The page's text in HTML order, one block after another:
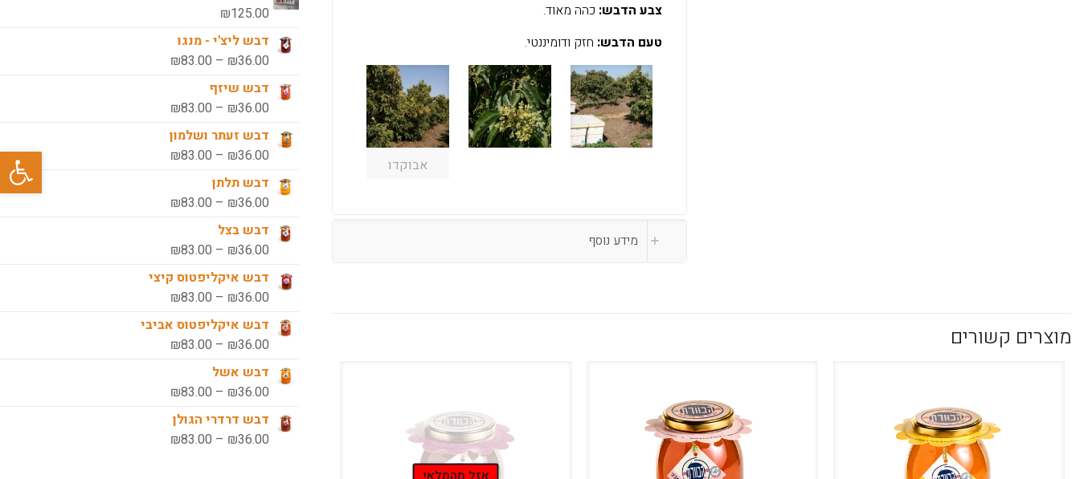
פתח
צבע הדבש: כהה מאוד.
טעם הדבש: חזק ודומיננטי.
אבוקדו
מידע נוסף
מוצרים קשורים
₪125.00
דבש ליצ'י - מנגו
₪36.00
–
₪83.00 טווח
⁦₪83.00⁩
דבש שיזף
₪36.00
–
₪83.00 טווח
מחירים:דבש זעתר ושלמון
₪36.00
–
₪83.00 טווח
דבש תלתן
₪36.00
–
₪83.00 טווח
⁦₪83.00⁩
דבש בצל
₪36.00
–
₪83.00 טווח
מחירים:
⁦₪83.00⁩
דבש איקליפטוס קיצי
₪36.00
–
₪83.00 טווח
מחירים:
דבש איקליפטוס אביבי
₪36.00
–
₪83.00 טווח
דבש אשל
₪36.00
–
₪83.00 טווח
דבש דרדרי הגולן
₪36.00
–
₪83.00 טווח